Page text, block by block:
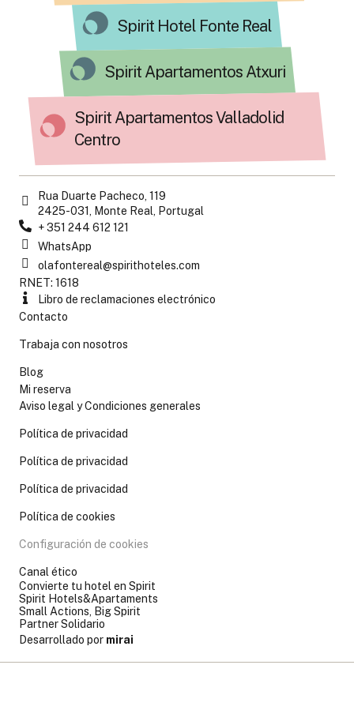
Spirit Hotel Fonte Real
Spirit Apartamentos Atxuri
Spirit Apartamentos Valladolid
Centro
Rua Duarte Pacheco, 119
2425-031, Monte Real, Portugal
+ 351 244 612 121
WhatsApp
olafontereal@spirithoteles.com
RNET: 1618
Libro de reclamaciones electrónico
Contacto
Trabaja con nosotros
Blog
Mi reserva
Aviso legal y Condiciones generales
Política de privacidad
Política de privacidad
Política de privacidad
Política de cookies
Configuración de cookies
Canal ético
Convierte tu hotel en Spirit
Spirit Hotels&Apartaments
Small Actions, Big Spirit
Partner Solidario
Desarrollado por mirai